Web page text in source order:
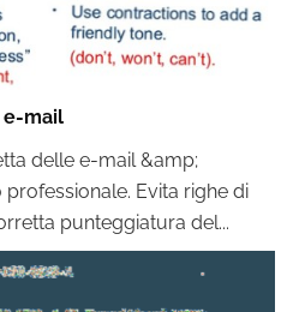
mail
delle e-mail &amp;
Evita righe di
punteggiatura del...